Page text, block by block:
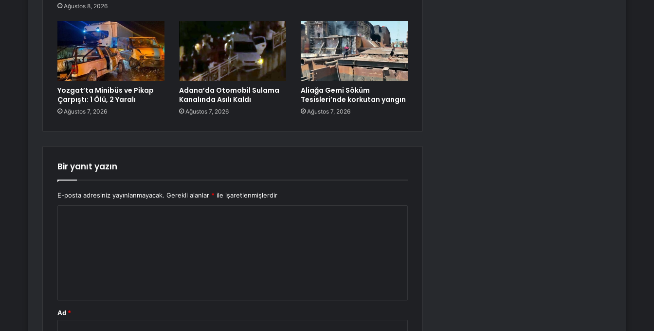
Ağustos 8, 2026
Yozgat’ta Minibüs ve Pikap
Çarpıştı: 1 Ölü, 2 Yaralı
Ağustos 7, 2026
Adana’da Otomobil Sulama
Kanalında Asılı Kaldı
Ağustos 7, 2026
Aliağa Gemi Söküm
Tesisleri’nde korkutan yangın
Ağustos 7, 2026
Bir yanıt yazın
E-posta adresiniz yayınlanmayacak. Gerekli alanlar * ile işaretlenmişlerdir
Ad *